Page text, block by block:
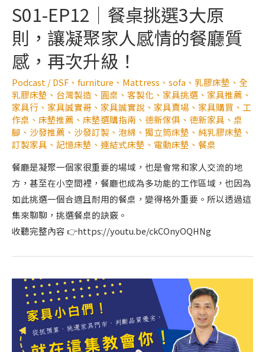
S01-EP12｜餐桌挑選3大原
則，讓凝聚家人感情的餐廳質
感，再次升級！
Podcast /DSF 、 furniture 、 Mattress 、 sofa 、 乳膠床墊 、 全
乳膠床墊 、 台灣製造 、 圓桌 、 客製化 、 家具挑選 、 家具推薦 、
家具行 、 家具誠實哥 、 家具誠實說 、 家具賣場 、 家具購買 、 工
作桌 、 床墊推薦 、 床墊選購指南 、 德新傢俱 、 德新家具 、 桌
腳 、 沙發推薦 、 沙發訂製 、 泡綿 、 獨立筒床墊 、 純乳膠床墊 、
訂製家具 、 記憶床墊 、 連結式床墊 、 電動床墊 、 餐桌
餐廳是凝聚一個家很重要的場域，也是會常和家人交流的地
方，甚至在小空間裡，餐廳也成為多功能的工作區域，也因為
如此挑選一個合適且耐用的餐桌，變得格外重要。所以透過這
集來聊聊，挑選餐桌的訣竅。
收聽完整內容 👉https://youtu.be/ckCOnyOQHNg